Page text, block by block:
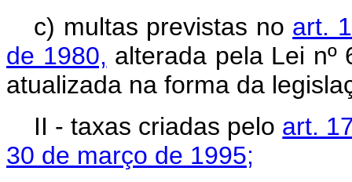
c) multas previstas no art.
de 1980, alterada pela Lei
atualizada na forma da
II - taxas criadas pelo art.
30 de março de 1995;